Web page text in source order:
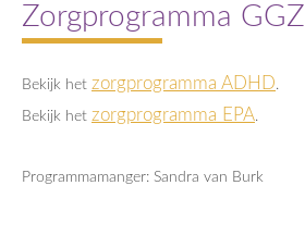
Zorgprogramma GGZ
Bekijk het zorgprogramma ADHD.
Bekijk het zorgprogramma EPA.
Programmamanger: Sandra van Burk